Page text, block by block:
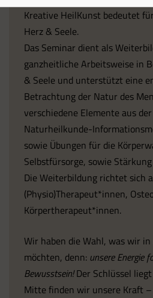
Kreative HeilKunst bedeutet
Herz & Seele.
Das Seminar dient als
ganzheitliche Arbeitsweise in
& Seele und unterstützt eine
Betrachtung der Natur des
verschiedene Elemente aus
Naturheilkunde-
sowie Übungen für die
Selbstfürsorge, sowie
Die Weiterbildung richtet sich
(Physio)Therapeut*innen,
Körpertherapeut*innen.
Wir haben die Wahl, was wir
möchten, denn: unsere Energie
Bewusstsein!Der Schlüssel
Mitte finden wir unsere Kraft